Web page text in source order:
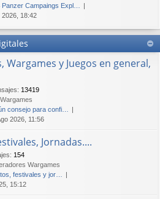
Panzer Campaings Expl…
2026, 18:42
Wargames y Juegos en general,
: 13419
consejo para confi…
2026, 11:56
Jornadas....
: 154
Wargames
festivales y jor…
15:12